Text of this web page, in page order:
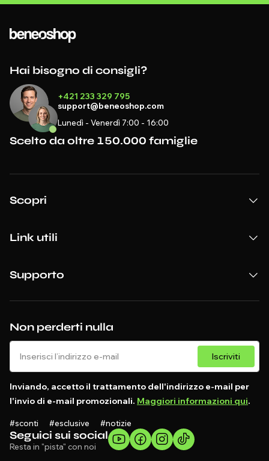
Seguici sui social
Resta in "pista" con noi
Non perderti nulla
Iscriviti
Inviando, accetto il trattamento dell'indirizzo e-mail per
l'invio di e-mail promozionali. Maggiori informazioni qui.
#sconti #esclusive #notizie
Hai bisogno di consigli?
+421 233 329 795
support@beneoshop.com
Lunedì - Venerdì 7:00 - 16:00
Scelto da oltre 150.000 famiglie
Scopri
Link utili
Supporto